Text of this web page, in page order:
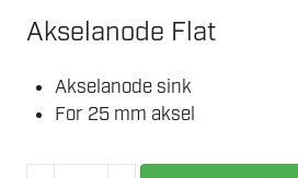
95.
Akselanode Flat
Akselanode sink
For 25 mm aksel